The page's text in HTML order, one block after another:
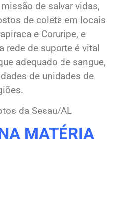
de salvar vidas,
de coleta em locais
e Coruripe, e
rede de suporte é vital
adequado de sangue,
de unidades de
da Sesau/AL
MATÉRIA